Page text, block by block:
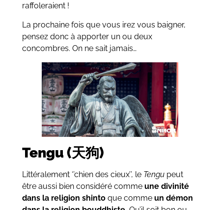
raffoleraient !
La prochaine fois que vous irez vous baigner,
pensez donc à apporter un ou deux
concombres. On ne sait jamais…
Tengu (天狗)
Littéralement ‘’chien des cieux’’, le Tengupeut
être aussi bien considéré comme une divinité
dans la religion shintoque comme un démon